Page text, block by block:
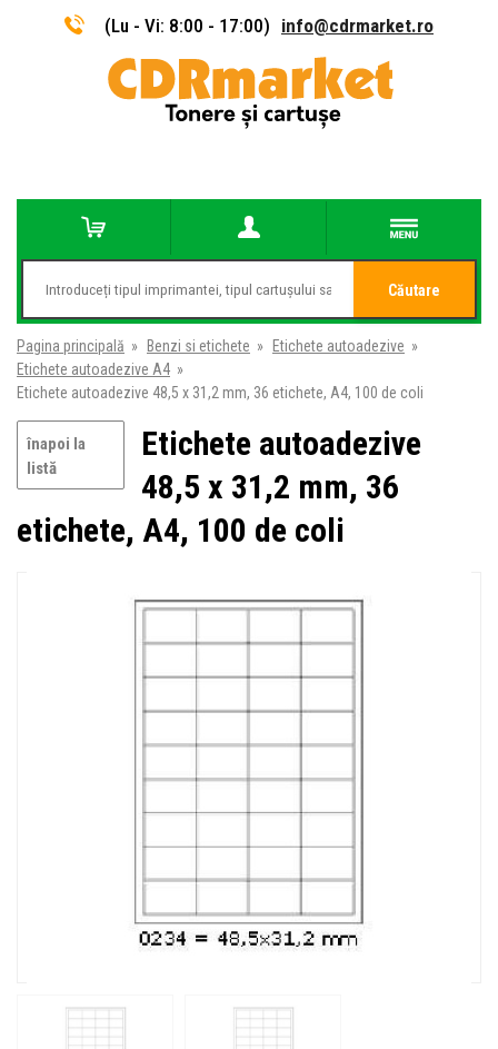
(Lu - Vi: 8:00 - 17:00) info@cdrmarket.ro
Căutare
Pagina principală » Benzi si etichete » Etichete autoadezive »
Etichete autoadezive A4 »
Etichete autoadezive 48,5 x 31,2 mm, 36 etichete, A4, 100 de coli
înapoi la
listă
Etichete autoadezive
48,5 x 31,2 mm, 36
etichete, A4, 100 de coli